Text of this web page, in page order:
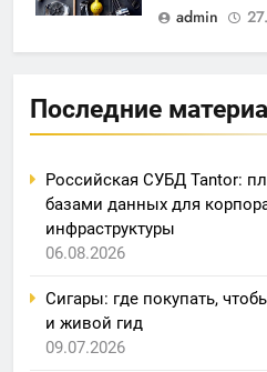
admin
Последние
Российская СУБД Tantor:
базами данных для
инфраструктуры
06.08.2026
Сигары: где покупать,
и живой гид
09.07.2026